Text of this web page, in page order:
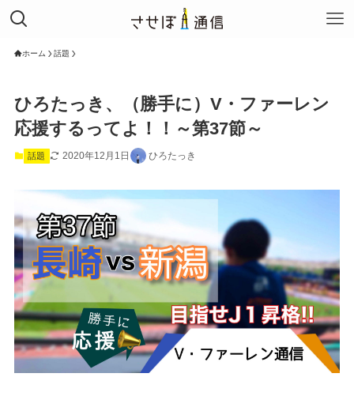
ホーム 話題
ひろたっき、（勝手に）V・ファーレン
応援するってよ！！～第37節～
話題 2020年12月1日 ひろたっき